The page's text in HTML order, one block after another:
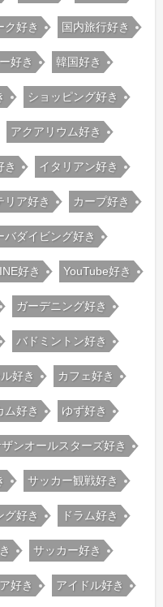
ク好き 国内旅行好き
好き 韓国好き
ショッピング好き
アクアリウム好き
き イタリアン好き
リア好き カープ好き
バダイビング好き
好き YouTube好き
ガーデニング好き
バドミントン好き
好き カフェ好き
ム好き ゆず好き
ンオールスターズ好き
サッカー観戦好き
グ好き ドラム好き
サッカー好き
好き アイドル好き